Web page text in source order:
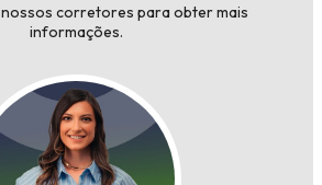
nossos corretores para obter mais
informações.